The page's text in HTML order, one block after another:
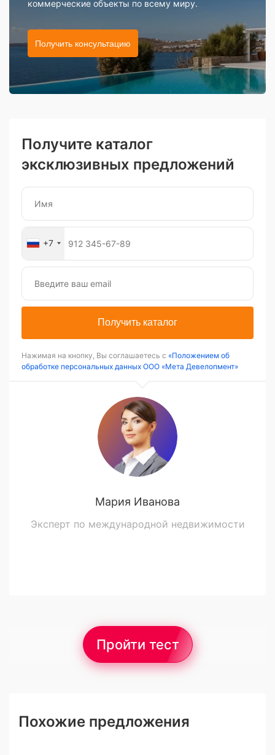
коммерческие объекты по всему миру.
Получить консультацию
Получите каталог
эксклюзивных предложений
+7
Получить каталог
Нажимая на кнопку, Вы соглашаетесь с «Положением об
обработке персональных данных ООО «Мета Девелопмент»
Мария Иванова
Эксперт по международной недвижимости
Пройти тест
Похожие предложения